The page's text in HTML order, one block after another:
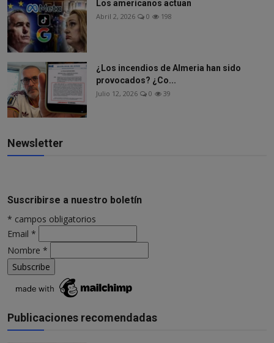
Los americanos actuan
Abril 2, 2026 0 198
¿Los incendios de Almeria han sido
provocados? ¿Co...
Julio 12, 2026 0 39
Newsletter
Suscribirse a nuestro boletín
* campos obligatorios
Email *
Nombre *
Publicaciones recomendadas